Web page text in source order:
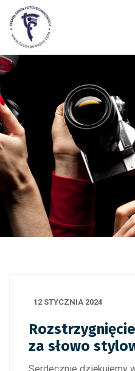
treści
12 STYCZNIA 2024
za słowo